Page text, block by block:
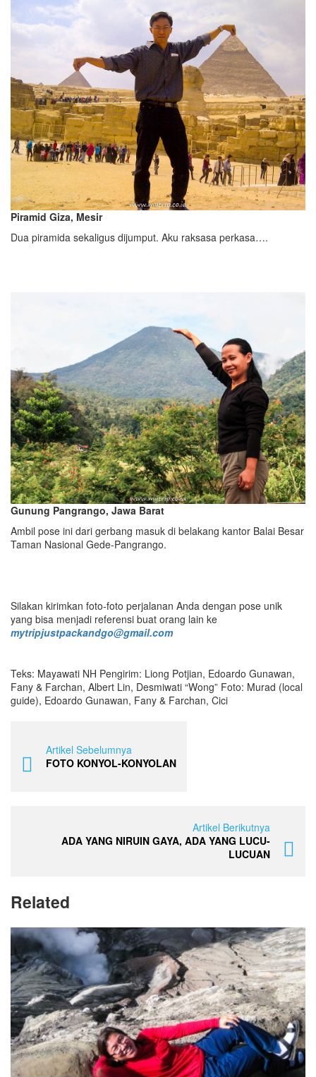
Piramid Giza, Mesir
Dua piramida sekaligus dijumput. Aku raksasa perkasa….
Gunung Pangrango, Jawa Barat
Ambil pose ini dari gerbang masuk di belakang kantor Balai Besar
Taman Nasional Gede-Pangrango.
Silakan kirimkan foto-foto perjalanan Anda dengan pose unik
yang bisa menjadi referensi buat orang lain ke
mytripjustpackandgo@gmail.com
Teks: Mayawati NH Pengirim: Liong Potjian, Edoardo Gunawan,
Fany & Farchan, Albert Lin, Desmiwati “Wong” Foto: Murad (local
guide), Edoardo Gunawan, Fany & Farchan, Cici
Artikel Sebelumnya
FOTO KONYOL-KONYOLAN
Artikel Berikutnya
ADA YANG NIRUIN GAYA, ADA YANG LUCU-
LUCUAN
Related